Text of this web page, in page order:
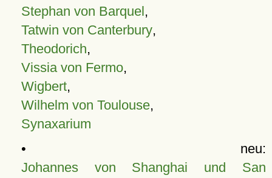
Stephan von Barquel,
Tatwin von Canterbury,
Theodorich,
Vissia von Fermo,
Wigbert,
Wilhelm von Toulouse,
Synaxarium
• neu:
Johannes von Shanghai und San